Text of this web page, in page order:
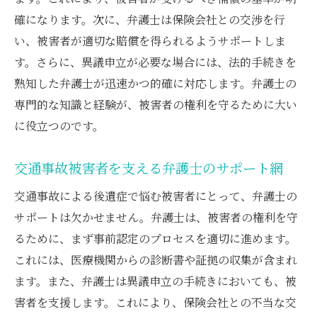
弁護士が解説する異議申立の具体的な進行
交通事故後の後遺症を克服する弁護士のサポー
ト力
弁護士のサポートで後遺症を克服する方法
弁護士が提供する後遺症克服の具体的サポ
ート
交通事故後における弁護士の支援力を活用
する
後遺症を克服するための弁護士の重要な役
割
弁護士の専門知識を活かした後遺症克服法
交通事故後の後遺症克服に向けた弁護士の
助力
確になります。次に、弁護士は保険会社との交渉を行
い、被害者が適切な賠償を得られるようサポートしま
す。さらに、異議申立が必要な場合には、法的手続きを
熟知した弁護士が迅速かつ的確に対応します。弁護士の
専門的な知識と経験が、被害者の権利を守るために大い
に役立つのです。
交通事故被害者を支える弁護士のサポート網
交通事故による後遺症で悩む被害者にとって、弁護士の
サポートは欠かせません。弁護士は、被害者の権利を守
るために、まず事前認定のプロセスを適切に進めます。
これには、医療機関からの診断書や証拠の収集が含まれ
ます。また、弁護士は異議申立の手続きにおいても、被
害者を支援します。これにより、保険会社との不当な交